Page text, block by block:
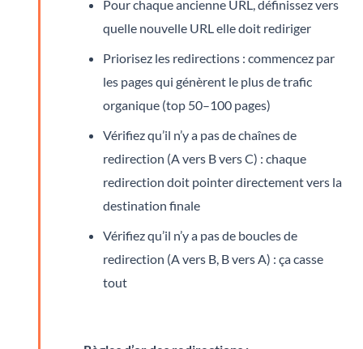
Pour chaque ancienne URL, définissez vers
quelle nouvelle URL elle doit rediriger
Priorisez les redirections : commencez par
les pages qui génèrent le plus de trafic
organique (top 50–100 pages)
Vérifiez qu’il n’y a pas de chaînes de
redirection (A vers B vers C) : chaque
redirection doit pointer directement vers la
destination finale
Vérifiez qu’il n’y a pas de boucles de
redirection (A vers B, B vers A) : ça casse
tout